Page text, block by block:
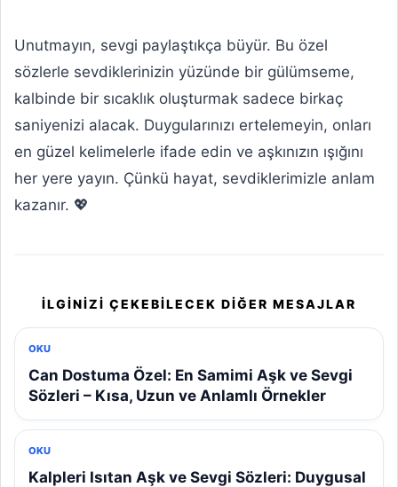
Unutmayın, sevgi paylaştıkça büyür. Bu özel
sözlerle sevdiklerinizin yüzünde bir gülümseme,
kalbinde bir sıcaklık oluşturmak sadece birkaç
saniyenizi alacak. Duygularınızı ertelemeyin, onları
en güzel kelimelerle ifade edin ve aşkınızın ışığını
her yere yayın. Çünkü hayat, sevdiklerimizle anlam
kazanır. 💖
İLGINIZI ÇEKEBILECEK DIĞER MESAJLAR
OKU
Can Dostuma Özel: En Samimi Aşk ve Sevgi
Sözleri – Kısa, Uzun ve Anlamlı Örnekler
OKU
Kalpleri Isıtan Aşk ve Sevgi Sözleri: Duygusal